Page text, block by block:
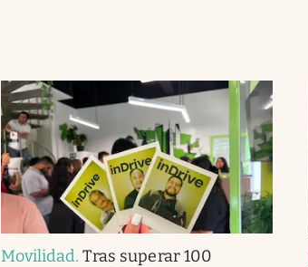
Movilidad.Tras superar 100